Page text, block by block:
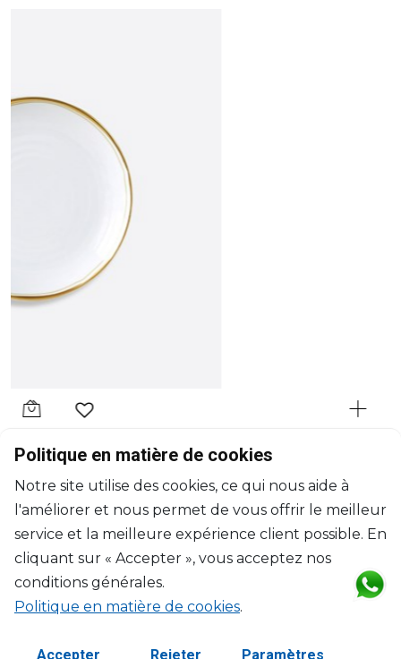
BERNARDAUD
Coffret de tasse et soucoupe à café
8cl
$193
Politique en matière de cookies
Notre site utilise des cookies, ce qui nous aide à
l'améliorer et nous permet de vous offrir le meilleur
service et la meilleure expérience client possible. En
cliquant sur « Accepter », vous acceptez nos
conditions générales.
Politique en matière de cookies.
Accepter Rejeter Paramètres